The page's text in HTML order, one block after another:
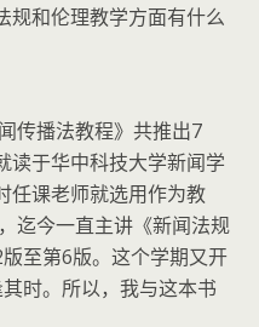
规和伦理教学方面有什么
传播法教程》共推出7
读于华中科技大学新闻学
任课老师就选用作为教
迄今一直主讲《新闻法规
至第6版。这个学期又开
时。所以，我与这本书